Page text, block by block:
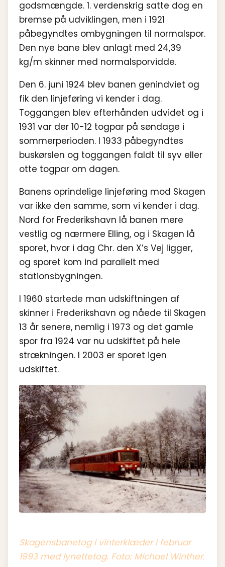
godsmængde. 1. verdenskrig satte dog en
bremse på udviklingen, men i 1921
påbegyndtes ombygningen til normalspor.
Den nye bane blev anlagt med 24,39
kg/m skinner med normalsporvidde.
Den 6. juni 1924 blev banen genindviet og
fik den linjeføring vi kender i dag.
Toggangen blev efterhånden udvidet og i
1931 var der 10-12 togpar på søndage i
sommerperioden. I 1933 påbegyndtes
buskørslen og toggangen faldt til syv eller
otte togpar om dagen.
Banens oprindelige linjeføring mod Skagen
var ikke den samme, som vi kender i dag.
Nord for Frederikshavn lå banen mere
vestlig og nærmere Elling, og i Skagen lå
sporet, hvor i dag Chr. den X’s Vej ligger,
og sporet kom ind parallelt med
stationsbygningen.
I 1960 startede man udskiftningen af
skinner i Frederikshavn og nåede til Skagen
13 år senere, nemlig i 1973 og det gamle
spor fra 1924 var nu udskiftet på hele
strækningen. I 2003 er sporet igen
udskiftet.
Skagensbanetog i vinterklæder i februar
1993 med lynettetog. Foto: Michael Winther.